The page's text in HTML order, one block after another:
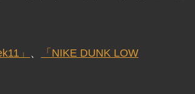
」 、
「NIKE DUNK LOW